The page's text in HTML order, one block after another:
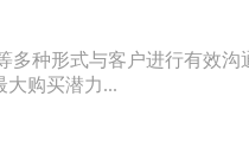
种形式与客户进行有效
大购买潜力...